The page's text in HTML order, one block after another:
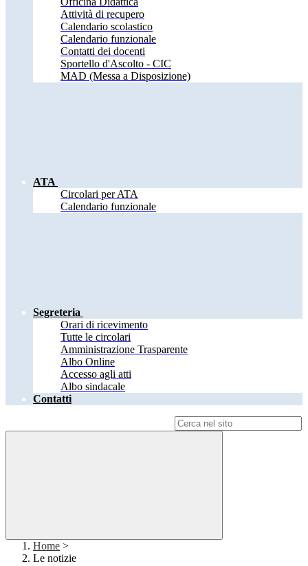
Attività di recupero
Calendario scolastico
Calendario funzionale
Contatti dei docenti
Sportello d'Ascolto - CIC
MAD (Messa a Disposizione)
ATA
Circolari per ATA
Calendario funzionale
Segreteria
Orari di ricevimento
Tutte le circolari
Amministrazione Trasparente
Albo Online
Accesso agli atti
Albo sindacale
Contatti
Home >
Le notizie